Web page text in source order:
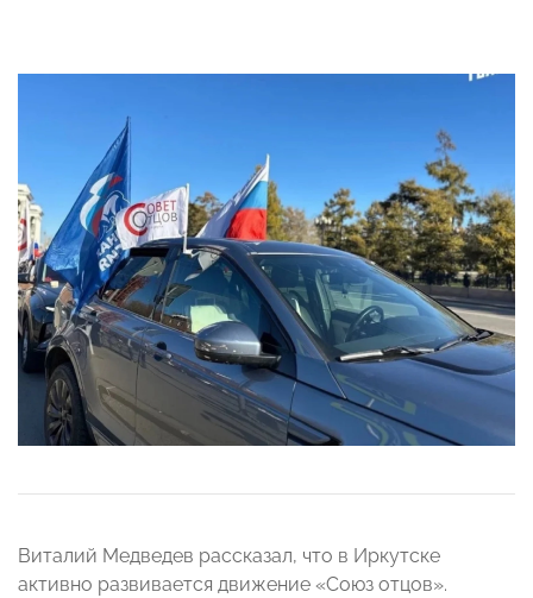
Виталий Медведев рассказал, что в Иркутске
активно развивается движение «Союз отцов».